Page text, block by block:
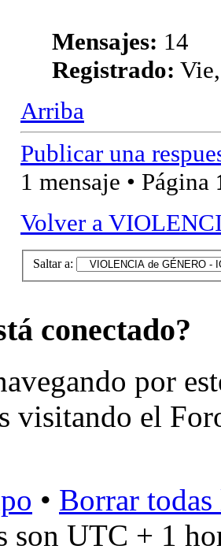
Mensajes: 14
Registrado:
Arriba
Publicar una
1 mensaje • Página
Volver a
Saltar a:
conectado?
por
visitando el
• Borrar
son UTC + 1